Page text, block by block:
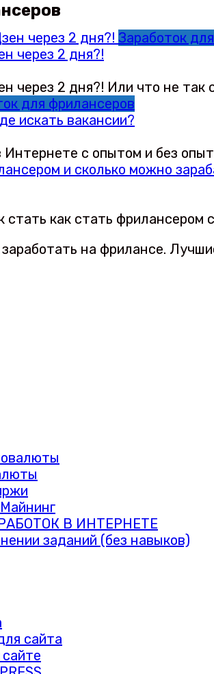
Заработок
через 2 дня?!
через 2 дня?! Или что не так
для фрилансеров
искать вакансии?
с опытом и без
стать как стать
на фрилансе.
В ИНТЕРНЕТЕ
заданий (без навыков)
сайта